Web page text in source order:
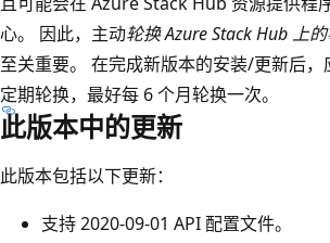
心。 因此，主动轮换 Azure Stack Hub 上
至关重要。 在完成新版本的安装/更新后
定期轮换，最好每 6 个月轮换一次。
此版本中的更新
此版本包括以下更新：
支持 2020-09-01 API 配置文件。